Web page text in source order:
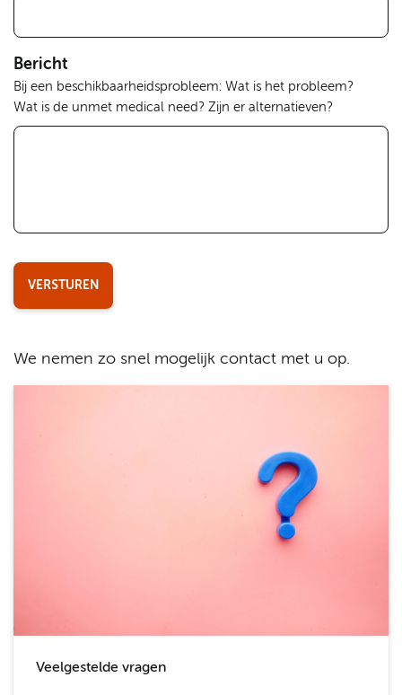
Bericht
Bij een beschikbaarheidsprobleem: Wat is het probleem?
Wat is de unmet medical need? Zijn er alternatieven?
VERSTUREN
We nemen zo snel mogelijk contact met u op.
Veelgestelde vragen